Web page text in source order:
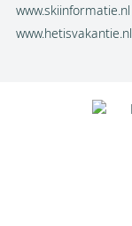
www.skiinformatie.nl
www.hetisvakantie.nl